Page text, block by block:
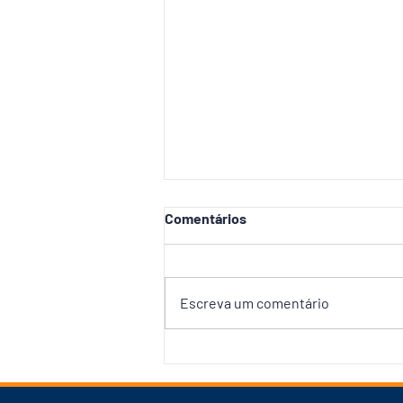
Comentários
Escreva um comentário